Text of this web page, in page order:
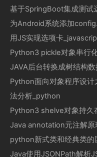
基于SpringBoot集成测试
为Android系统添加
用JS实现选项卡
Python3 pickle对象串行
JAVA后台转换成树结构
Python面向对象程序设
法分析_python
Python3 shelve对象持久
Java annotation元注解原
python新式类和经典类
Java使用JSONPath解析